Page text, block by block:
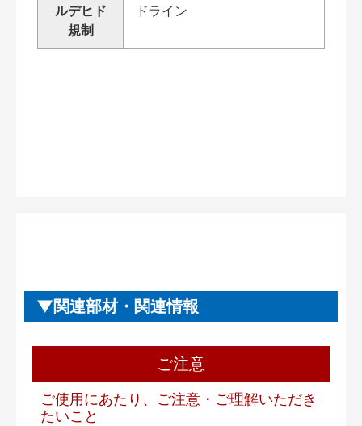
ルデヒド
規制
ドライン
関連部材・関連情報
ご注意
ご使用にあたり、ご注意・ご理解いただき
たいこと